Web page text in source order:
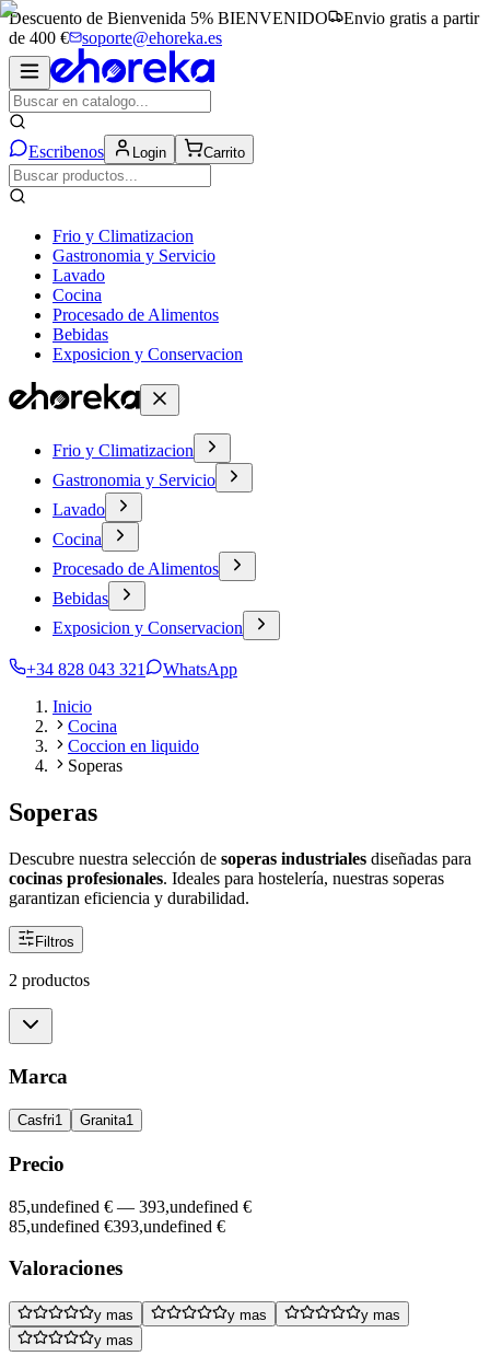
Descuento de Bienvenida 5% BIENVENIDO
Envio gratis a partir
de 400 €
soporte@ehoreka.es
Escribenos Login Carrito
Frio y Climatizacion
Gastronomia y Servicio
Lavado
Cocina
Procesado de Alimentos
Bebidas
Exposicion y Conservacion
Frio y Climatizacion
Gastronomia y Servicio
Lavado
Cocina
Procesado de Alimentos
Bebidas
Exposicion y Conservacion
+34 828 043 321
WhatsApp
Inicio
Cocina
Coccion en liquido
Soperas
Soperas
Descubre nuestra selección de soperas industriales diseñadas para
cocinas profesionales. Ideales para hostelería, nuestras soperas
garantizan eficiencia y durabilidad.
Filtros
2 productos
Marca
Casfri1 Granita1
Precio
85,undefined € — 393,undefined €
85,undefined €393,undefined €
Valoraciones
y mas y mas
y mas
y mas